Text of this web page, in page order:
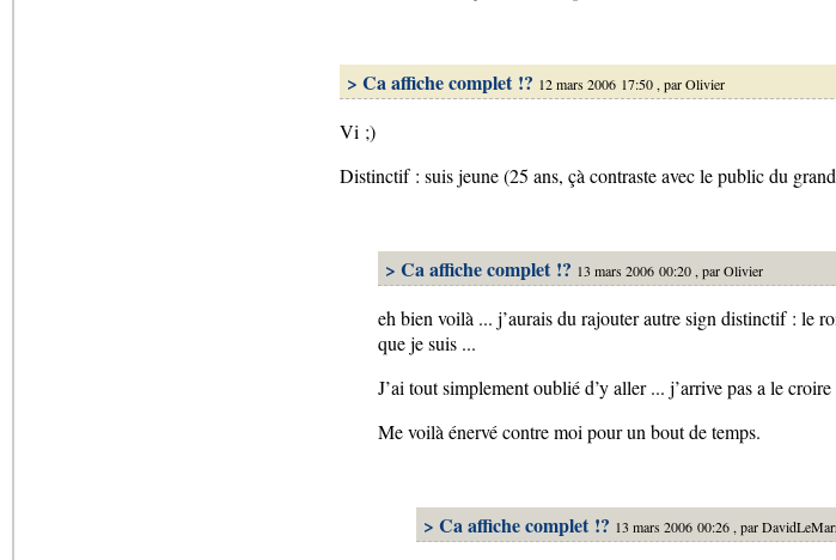
> Ca affiche complet !? 12 mars 2006 17:50 , parOlivier
Vi ;)
Distinctif : suis jeune (25 ans, çà contraste avec le public du
> Ca affiche complet !? 13 mars 2006 00:20 , parOlivier
eh bien voilà ... j’aurais du rajouter autre sign distinctif : le
que je suis ...
J’ai tout simplement oublié d’y aller ... j’arrive pas a le
Me voilà énervé contre moi pour un bout de temps.
> Ca affiche complet !? 13 mars 2006 00:26 , par